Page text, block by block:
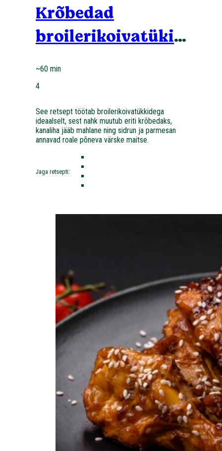
Krõbedad
broilerikoivatükid
sidruni ja
parmesaniga
~60 min
4
See retsept töötab broilerikoivatükkidega
ideaalselt, sest nahk muutub eriti krõbedaks,
kanaliha jääb mahlane ning sidrun ja parmesan
annavad roale põneva värske maitse.
Jaga retsepti: